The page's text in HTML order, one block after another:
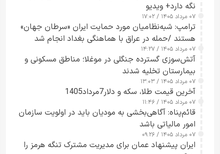
نگه دارد+ ویدیو
۰۷ مرداد ۱۴۰۵ / ۱۷:۰۲
ترامپ: شبه‌نظامیان مورد حمایت ایران «سرطان جهان»
هستند /حمله در عراق با هماهنگی بغداد انجام شد
۰۷ مرداد ۱۴۰۵ / ۱۴:۲۷
آتش‌سوزی گسترده جنگلی در موغلا؛ مناطق مسکونی و
بیمارستان تخلیه شدند
۰۷ مرداد ۱۴۰۵ / ۱۳:۰۳
آخرین قیمت طلا، سکه و دلار7مرداد1405
۰۷ مرداد ۱۴۰۵ / ۱۱:۴۶
قائم‌پناه: آگاهی‌بخشی به مودیان باید در اولویت سازمان
امور مالیاتی باشد
۰۷ مرداد ۱۴۰۵ / ۰۹:۲۶
ایران پیشنهاد عمان برای مدیریت مشترک تنگه هرمز را